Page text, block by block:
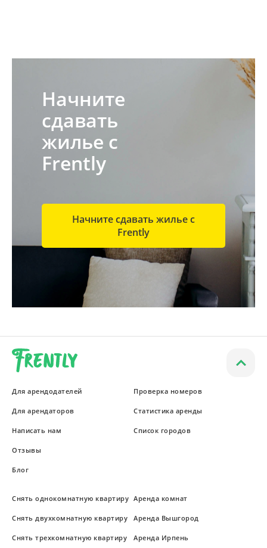
Начните
сдавать
жилье с
Frently
Начните сдавать жилье с
Frently
Для арендодателей
Для арендаторов
Написать нам
Отзывы
Блог
Проверка номеров
Статистика аренды
Список городов
Снять однокомнатную квартиру
Снять двухкомнатную квартиру
Снять трехкомнатную квартиру
Аренда комнат
Аренда Вышгород
Аренда Ирпень